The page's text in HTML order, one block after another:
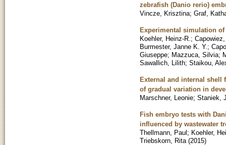
zebrafish (Danio rerio)
Vincze, Krisztina; Graf,
Experimental simulation
Koehler, Heinz-R. ;
Burmester, Janne K. Y. ;
Giuseppe; Mazzuca, Silvia;
Sawallich, Lilith; Staikou,
External and internal shell
of gradual variation in
Marschner, Leonie; Staniek,
Fish embryo tests with
influenced by wastewater
Thellmann, Paul; Koehler,
Triebskorn, Rita (2015)